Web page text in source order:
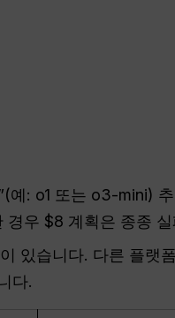
예: o1 또는 o3-mini)
우 $8 계획은 종종
있습니다. 다른 플랫
다.